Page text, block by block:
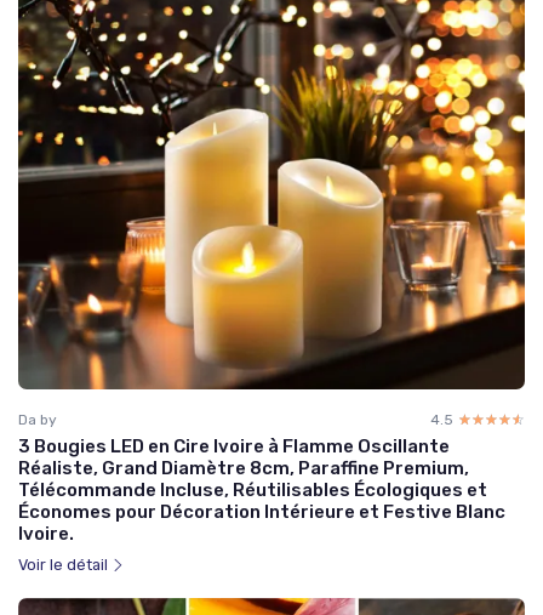
Da by 4.5 ☆☆☆☆☆
★★★★★
3 Bougies LED en Cire Ivoire à Flamme Oscillante
Réaliste, Grand Diamètre 8cm, Paraffine Premium,
Télécommande Incluse, Réutilisables Écologiques et
Économes pour Décoration Intérieure et Festive Blanc
Ivoire.
Voir le détail